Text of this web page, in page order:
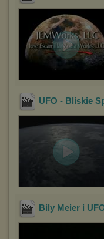
UFO - Bliskie
Bily Meier i